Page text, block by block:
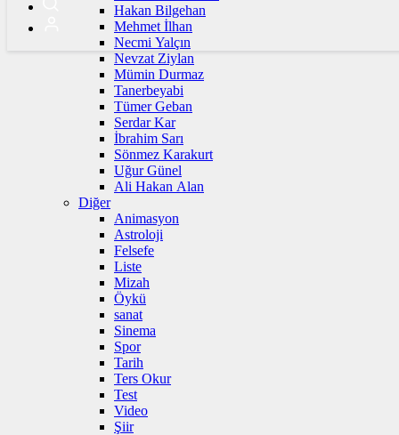
Hakan Bilgehan
Mehmet İlhan
Necmi Yalçın
Nevzat Ziylan
Mümin Durmaz
Tanerbeyabi
Tümer Geban
Serdar Kar
İbrahim Sarı
Sönmez Karakurt
Uğur Günel
Ali Hakan Alan
Diğer
Animasyon
Astroloji
Felsefe
Liste
Mizah
Öykü
sanat
Sinema
Spor
Tarih
Ters Okur
Test
Video
Şiir